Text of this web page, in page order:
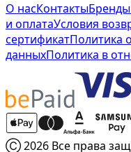
О насКонтактыБренды
и оплатаУсловия
сертификатПолитика
данныхПолитика в
Ⓒ 2026 Все права